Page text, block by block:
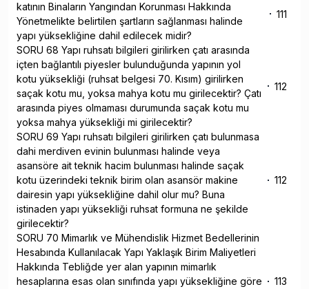
katının Binaların Yangından Korunması Hakkında
Yönetmelikte belirtilen şartların sağlanması halinde
yapı yüksekliğine dahil edilecek midir?
111
SORU 68 Yapı ruhsatı bilgileri girilirken çatı arasında
içten bağlantılı piyesler bulunduğunda yapının yol
kotu yüksekliği (ruhsat belgesi 70. Kısım) girilirken
saçak kotu mu, yoksa mahya kotu mu girilecektir? Çatı
arasında piyes olmaması durumunda saçak kotu mu
yoksa mahya yüksekliği mi girilecektir?
112
SORU 69 Yapı ruhsatı bilgileri girilirken çatı bulunmasa
dahi merdiven evinin bulunması halinde veya
asansöre ait teknik hacim bulunması halinde saçak
kotu üzerindeki teknik birim olan asansör makine
dairesin yapı yüksekliğine dahil olur mu? Buna
istinaden yapı yüksekliği ruhsat formuna ne şekilde
girilecektir?
112
SORU 70 Mimarlık ve Mühendislik Hizmet Bedellerinin
Hesabında Kullanılacak Yapı Yaklaşık Birim Maliyetleri
Hakkında Tebliğde yer alan yapının mimarlık
hesaplarına esas olan sınıfında yapı yüksekliğine göre
113